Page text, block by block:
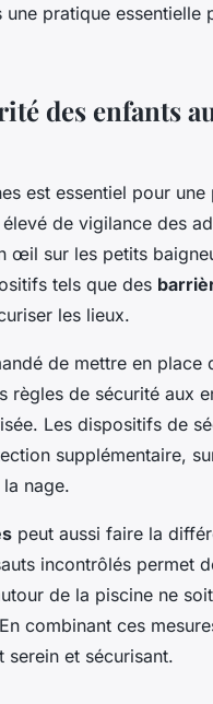
pratique essentielle
des enfants
est essentiel pour
de vigilance des
œil sur les petits
tels que des
les lieux.
de mettre en place
règles de sécurité aux
Les dispositifs de
supplémentaire,
nage.
peut aussi faire la
incontrôlés permet
de la piscine ne
combinant ces
serein et sécurisant.